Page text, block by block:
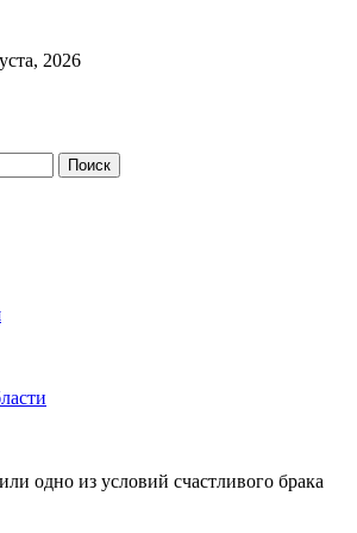
2026
одно из условий счастливого брака